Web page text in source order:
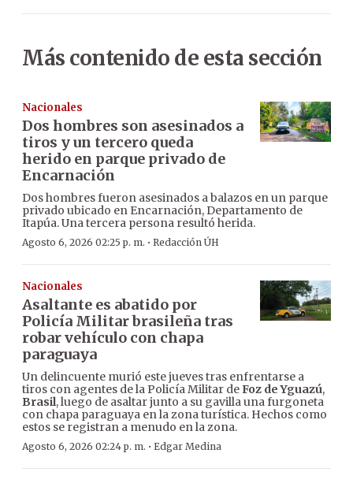
Más contenido de esta sección
Nacionales
Dos hombres son asesinados a
tiros y un tercero queda
herido en parque privado de
Encarnación
Dos hombres fueron asesinados a balazos en un parque
privado ubicado en Encarnación, Departamento de
Itapúa. Una tercera persona resultó herida.
Agosto 6, 2026 02:25 p. m. · Redacción ÚH
Nacionales
Asaltante es abatido por
Policía Militar brasileña tras
robar vehículo con chapa
paraguaya
Un delincuente murió este jueves tras enfrentarse a
tiros con agentes de la Policía Militar deFoz de Yguazú,
Brasil, luego de asaltar junto a su gavilla una furgoneta
con chapa paraguaya en la zona turística. Hechos como
estos se registran a menudo en la zona.
Agosto 6, 2026 02:24 p. m. · Edgar Medina